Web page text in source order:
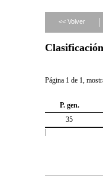
<< Volver
Página 1 de 1,
P. gen.
35
|